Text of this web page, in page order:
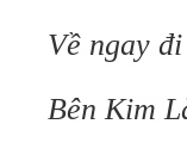
Về ngay
Bên Kim